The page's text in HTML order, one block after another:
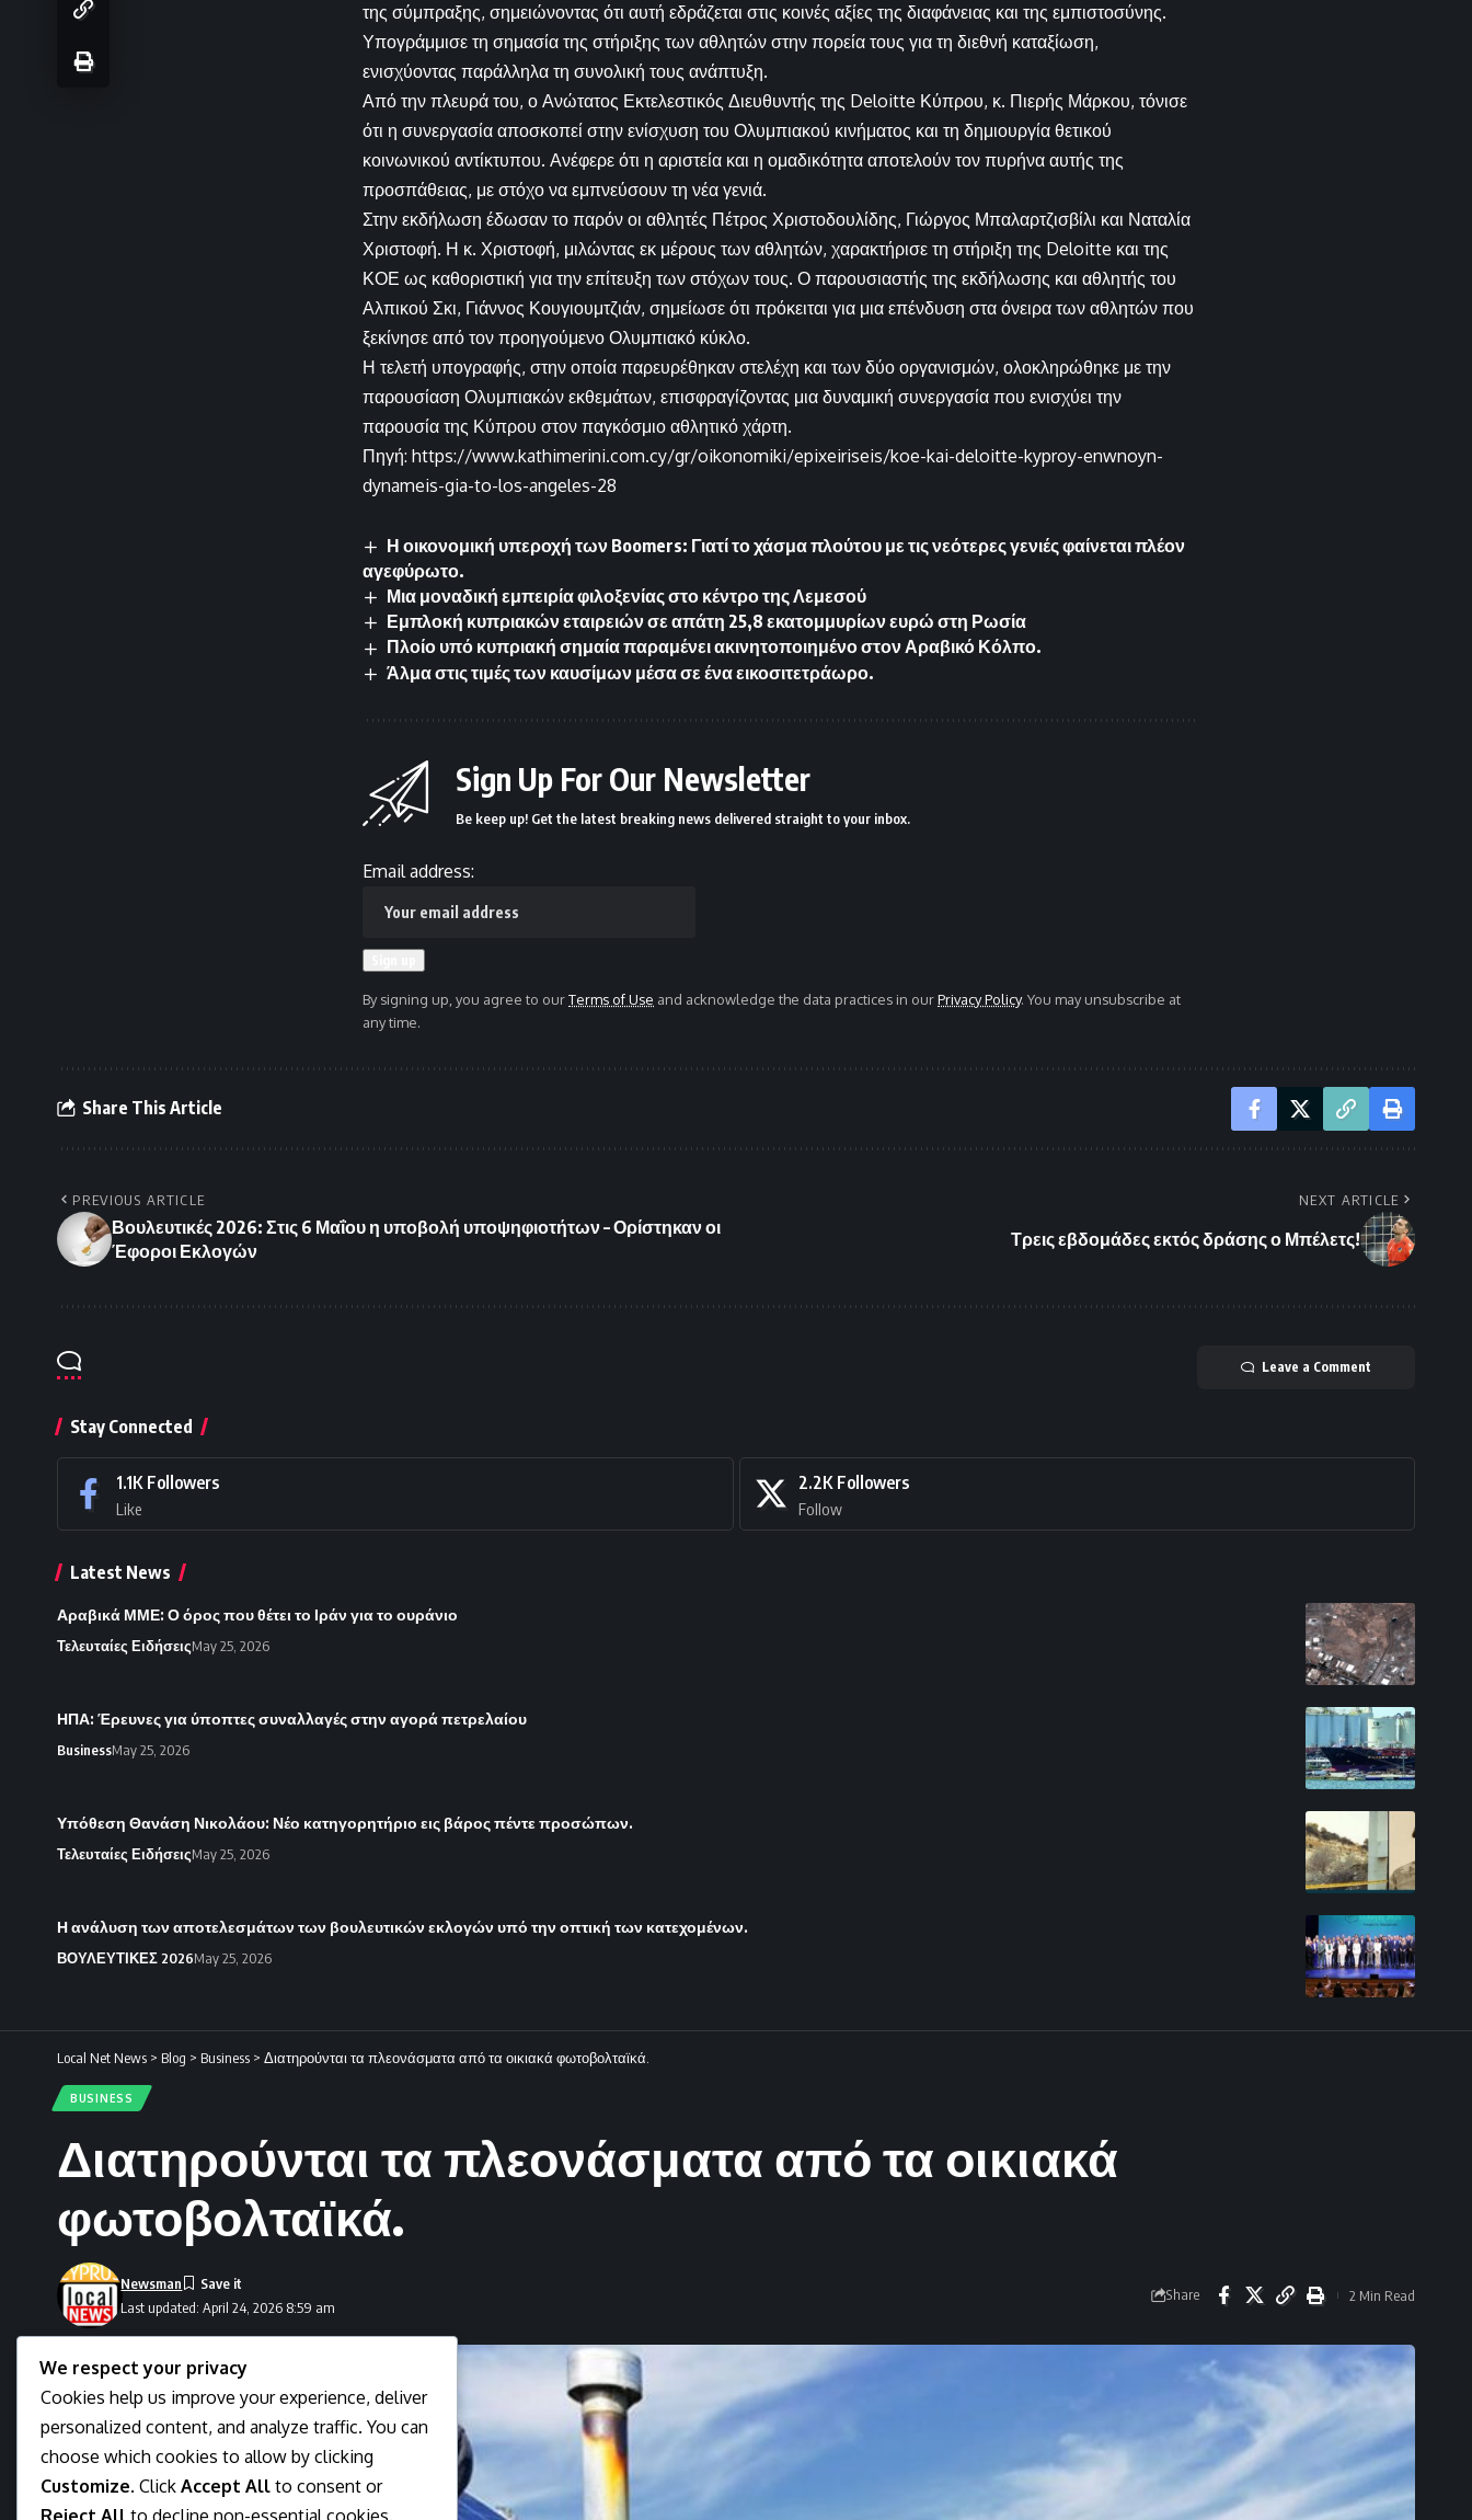
της σύμπραξης, σημειώνοντας ότι αυτή εδράζεται στις κοινές αξίες της διαφάνειας και της εμπιστοσύνης.
Υπογράμμισε τη σημασία της στήριξης των αθλητών στην πορεία τους για τη διεθνή καταξίωση,
ενισχύοντας παράλληλα τη συνολική τους ανάπτυξη.
Από την πλευρά του, ο Ανώτατος Εκτελεστικός Διευθυντής της Deloitte Κύπρου, κ. Πιερής Μάρκου, τόνισε
ότι η συνεργασία αποσκοπεί στην ενίσχυση του Ολυμπιακού κινήματος και τη δημιουργία θετικού
κοινωνικού αντίκτυπου. Ανέφερε ότι η αριστεία και η ομαδικότητα αποτελούν τον πυρήνα αυτής της
προσπάθειας, με στόχο να εμπνεύσουν τη νέα γενιά.
Στην εκδήλωση έδωσαν το παρόν οι αθλητές Πέτρος Χριστοδουλίδης, Γιώργος Μπαλαρτζισβίλι και Ναταλία
Χριστοφή. Η κ. Χριστοφή, μιλώντας εκ μέρους των αθλητών, χαρακτήρισε τη στήριξη της Deloitte και της
ΚΟΕ ως καθοριστική για την επίτευξη των στόχων τους. Ο παρουσιαστής της εκδήλωσης και αθλητής του
Αλπικού Σκι, Γιάννος Κουγιουμτζιάν, σημείωσε ότι πρόκειται για μια επένδυση στα όνειρα των αθλητών που
ξεκίνησε από τον προηγούμενο Ολυμπιακό κύκλο.
Η τελετή υπογραφής, στην οποία παρευρέθηκαν στελέχη και των δύο οργανισμών, ολοκληρώθηκε με την
παρουσίαση Ολυμπιακών εκθεμάτων, επισφραγίζοντας μια δυναμική συνεργασία που ενισχύει την
παρουσία της Κύπρου στον παγκόσμιο αθλητικό χάρτη.
Πηγή: https://www.kathimerini.com.cy/gr/oikonomiki/epixeiriseis/koe-kai-deloitte-kyproy-enwnoyn-
dynameis-gia-to-los-angeles-28
Η οικονομική υπεροχή των Boomers: Γιατί το χάσμα πλούτου με τις νεότερες γενιές φαίνεται πλέον
αγεφύρωτο.
Μια μοναδική εμπειρία φιλοξενίας στο κέντρο της Λεμεσού
Εμπλοκή κυπριακών εταιρειών σε απάτη 25,8 εκατομμυρίων ευρώ στη Ρωσία
Πλοίο υπό κυπριακή σημαία παραμένει ακινητοποιημένο στον Αραβικό Κόλπο.
Άλμα στις τιμές των καυσίμων μέσα σε ένα εικοσιτετράωρο.
Sign Up For Our Newsletter
Be keep up! Get the latest breaking news delivered straight to your inbox.
Email address:
By signing up, you agree to ourTerms of Use and acknowledge the data practices in ourPrivacy Policy. You may unsubscribe at
any time.
Share This Article
PREVIOUS ARTICLE
Βουλευτικές 2026: Στις 6 Μαΐου η υποβολή υποψηφιοτήτων – Ορίστηκαν οι
Έφοροι Εκλογών
NEXT ARTICLE
Τρεις εβδομάδες εκτός δράσης ο Μπέλετς!
Leave a Comment
Stay Connected
1.1K Followers
Like
2.2K Followers
Follow
Latest News
Αραβικά ΜΜΕ: Ο όρος που θέτει το Ιράν για το ουράνιο
Τελευταίες ΕιδήσειςMay 25, 2026
ΗΠΑ: Έρευνες για ύποπτες συναλλαγές στην αγορά πετρελαίου
BusinessMay 25, 2026
Υπόθεση Θανάση Νικολάου: Νέο κατηγορητήριο εις βάρος πέντε προσώπων.
Τελευταίες ΕιδήσειςMay 25, 2026
Η ανάλυση των αποτελεσμάτων των βουλευτικών εκλογών υπό την οπτική των κατεχομένων.
ΒΟΥΛΕΥΤΙΚΕΣ 2026May 25, 2026
Local Net News > Blog > Business > Διατηρούνται τα πλεονάσματα από τα οικιακά φωτοβολταϊκά.
BUSINESS
Διατηρούνται τα πλεονάσματα από τα οικιακά
φωτοβολταϊκά.
Last updated: April 24, 2026 8:59 am
Newsman
Share 2 Min Read
We respect your privacy
Cookies help us improve your experience, deliver
personalized content, and analyze traffic. You can
choose which cookies to allow by clicking
Customize. Click Accept All to consent or